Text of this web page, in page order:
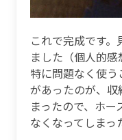
これで完成です
ました（個人的感
特に問題なく使
があったのが、収
まったので、ホ
なくなってしまっ